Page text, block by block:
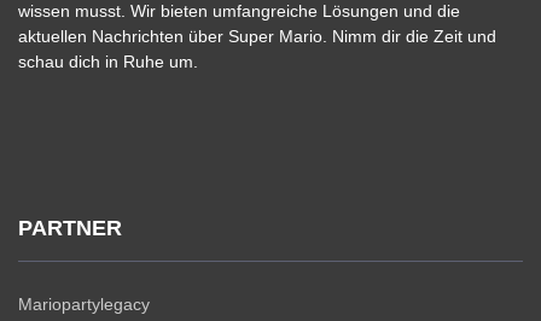
wissen musst. Wir bieten umfangreiche Lösungen und die
aktuellen Nachrichten über Super Mario. Nimm dir die Zeit und
schau dich in Ruhe um.
PARTNER
Mariopartylegacy